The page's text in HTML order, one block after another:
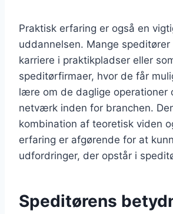
Praktisk erfaring er også en
uddannelsen. Mange
karriere i praktikpladser eller
speditørfirmaer, hvor de får
lære om de daglige operationer
netværk inden for branchen.
kombination af teoretisk viden
erfaring er afgørende for at
udfordringer, der opstår i
Speditørens